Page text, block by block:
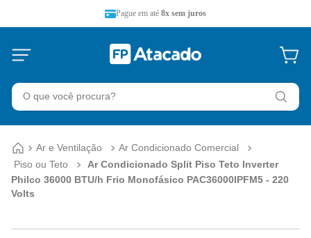
Pague em até 8x sem juros
O que você procura?
Ar e Ventilação
Ar Condicionado Comercial
Piso ou Teto
Ar Condicionado Split Piso Teto Inverter
Philco 36000 BTU/h Frio Monofásico PAC36000IPFM5 - 220
Volts